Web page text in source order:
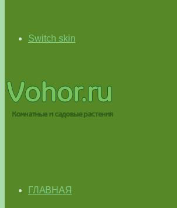
Switch skin
ГЛАВНАЯ